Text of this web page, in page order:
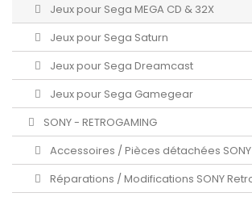
Jeux pour Sega MEGA CD & 32X
Jeux pour Sega Saturn
Jeux pour Sega Dreamcast
Jeux pour Sega Gamegear
SONY - RETROGAMING
Accessoires / Pièces détachées
Réparations / Modifications SONY